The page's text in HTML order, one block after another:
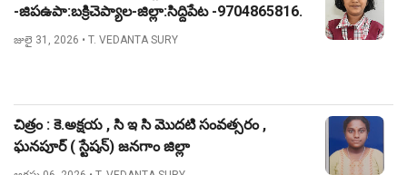
-జిపఉపా:బక్రిచెప్యాల-జిల్లా:సిద్దిపేట -9704865816.
జులై 31, 2026 • T. VEDANTA SURY
చిత్రం : కె.అక్షయ , సి ఇ సి మొదటి సంవత్సరం ,
ఘనపూర్ ( స్టేషన్) జనగాం జిల్లా